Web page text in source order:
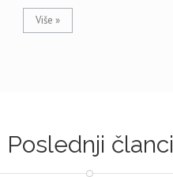
Više »
Poslednji članci